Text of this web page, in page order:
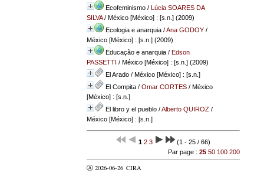
Ecofeminismo/ Lúcia SOARES DA
SILVA/ México [México] : [s.n.] (2009)
Ecologia e anarquia/Ana GODOY/
México [México] : [s.n.] (2009)
Educação e anarquia/ Edson
PASSETTI / México [México] : [s.n.] (2009)
El Arado/ México [México] : [s.n.]
El Compita/ Omar CORTES/ México
[México] : [s.n.]
El libro y el pueblo/Alberto QUIROZ/
México [México] : [s.n.]
1 2 3
(1 - 25 / 66)
Par page : 25 50 100 200
Ⓐ 2026-06-26 CIRA